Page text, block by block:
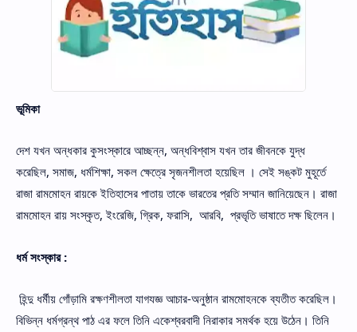
ভূমিকা
দেশ যখন অন্ধকার কুসংস্কারে আচ্ছন্ন, অন্ধবিশ্বাস যখন তার জীবনকে যুদ্ধ
করেছিল, সমাজ, ধর্মশিক্ষা, সকল ক্ষেত্রে সৃজনশীলতা হয়েছিল । সেই সঙ্কট মুহূর্তে
রাজা রামমোহন রায়কে ইতিহাসের পাতায় তাকে ভারতের প্রতি সম্মান জানিয়েছেন। রাজা
রামমোহন রায় সংস্কৃত, ইংরেজি, গ্রিক, ফরাসি, আরবি, প্রভৃতি ভাষাতে দক্ষ ছিলেন।
ধর্ম সংস্কার :
হিন্দু ধর্মীয় গোঁড়ামি রক্ষণশীলতা যাগযজ্ঞ আচার-অনুষ্ঠান রামমোহনকে ব্যতীত করেছিল।
বিভিন্ন ধর্মগ্রন্থ পাঠ এর ফলে তিনি একেশ্বরবাদী নিরাকার সমর্থক হয়ে উঠেন। তিনি